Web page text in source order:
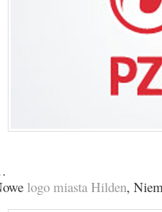
logo miasta Hilden,